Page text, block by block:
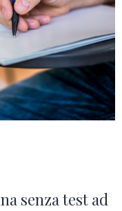
senza test ad